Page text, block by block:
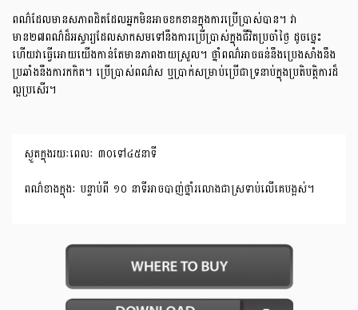
ពណ៌ដែលមានសភាពដិតដែលអ្នកមិនអាចខកខានក្នុងការប្រើប្រាស់បាន។ វា
មាន២៧ពណ៌ដ៏អស្ចារ្យដែលសាកសមទៅនឹងការប្រើប្រាស់ក្នុងជីវិតប្រចាំថ្ងៃ ដូចច្នេះ
ហើយវាធ្វើអោយយើងកាន់តែមានភាពងាយស្រួល។ ថ្នាំពណ៌អាចធន់នឹងប្រេងសាំងនឹង
ប្រឆាំងនឹងការកកិត។ ប្រើប្រាស់ពណ៌ស ឬប្រាក់សម្រាប់ប្រើជាទ្រនាប់ក្នុងប្រតិបត្តិការដ៏
ល្អប្រសើរ។
ស្ងួតក្នុងរយៈពេលៈ ៣០ទៅ៤៥នាទី
ពណ៌ខាងក្នុងៈ បន្ទាប់ពី ១០ នាទីអាចបាញ់ថ្នាំរលោងជាស្រទាប់លើគេបង្អស់។